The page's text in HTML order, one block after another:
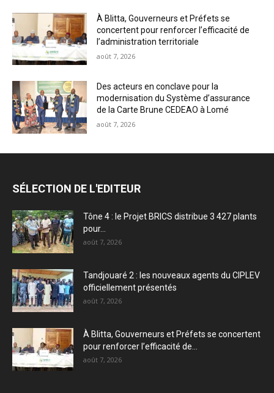
À Blitta, Gouverneurs et Préfets se
concertent pour renforcer l’efficacité de
l’administration territoriale
août 7, 2026
Des acteurs en conclave pour la
modernisation du Système d’assurance
de la Carte Brune CEDEAO à Lomé
août 7, 2026
SÉLECTION DE L'EDITEUR
Tône 4 : le Projet BRICS distribue 3 427 plants
pour...
août 7, 2026
Tandjouaré 2 : les nouveaux agents du CIPLEV
officiellement présentés
août 7, 2026
À Blitta, Gouverneurs et Préfets se concertent
pour renforcer l’efficacité de...
août 7, 2026